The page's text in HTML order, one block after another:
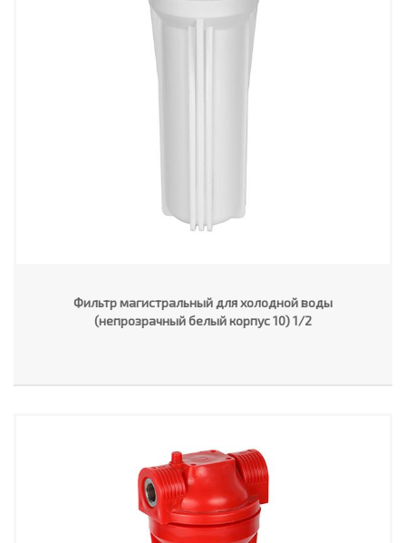
Фильтр магистральный для холодной воды
(непрозрачный белый корпус 10) 1/2